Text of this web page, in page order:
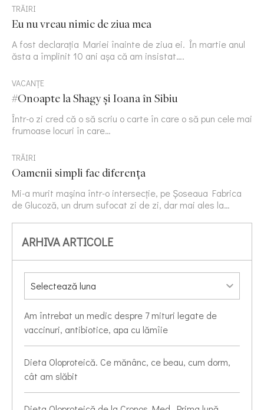
TRĂIRI
Eu nu vreau nimic de ziua mea
A fost declarația Mariei înainte de ziua ei. În martie anul
ăsta a împlinit 10 ani așa că am insistat….
VACANȚE
#Onoapte la Shagy și Ioana în Sibiu
Într-o zi cred că o să scriu o carte în care o să pun cele mai
frumoase locuri în care…
TRĂIRI
Oamenii simpli fac diferența
Mi-a murit mașina într-o intersecție, pe Șoseaua Fabrica
de Glucoză, un drum sufocat zi de zi, dar mai ales la…
ARHIVA ARTICOLE
Am întrebat un medic despre 7 mituri legate de
vaccinuri, antibiotice, apa cu lămîie
Dieta Oloproteică. Ce mănânc, ce beau, cum dorm,
cât am slăbit